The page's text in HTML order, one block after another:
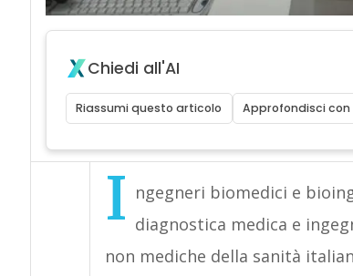
Chiedi all'AI
Riassumi questo articolo Approfondisci
I ngegneri biomedici e
diagnostica medica e
non mediche della sanità